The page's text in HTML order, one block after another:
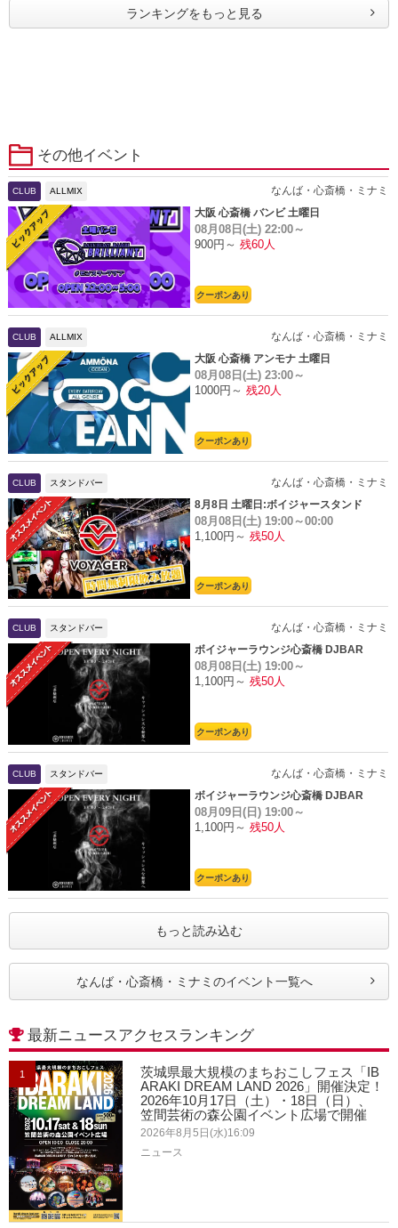
ランキングをもっと見る
その他イベント
CLUB ALLMIX
なんば・心斎橋・ミナミ
大阪 心斎橋 バンビ 土曜日
08月08日(土) 22:00～
900円～ 残60人
クーポンあり
CLUB ALLMIX
なんば・心斎橋・ミナミ
大阪 心斎橋 アンモナ 土曜日
08月08日(土) 23:00～
1000円～ 残20人
クーポンあり
CLUB スタンドバー
なんば・心斎橋・ミナミ
8月8日 土曜日:ボイジャースタンド
08月08日(土) 19:00～00:00
1,100円～ 残50人
クーポンあり
CLUB スタンドバー
なんば・心斎橋・ミナミ
ボイジャーラウンジ心斎橋 DJBAR
08月08日(土) 19:00～
1,100円～ 残50人
クーポンあり
CLUB スタンドバー
なんば・心斎橋・ミナミ
ボイジャーラウンジ心斎橋 DJBAR
08月09日(日) 19:00～
1,100円～ 残50人
クーポンあり
もっと読み込む
なんば・心斎橋・ミナミのイベント一覧へ
最新ニュースアクセスランキング
1
茨城県最大規模のまちおこしフェス「IB
ARAKI DREAM LAND 2026」開催決定！
2026年10月17日（土）・18日（日）、
笠間芸術の森公園イベント広場で開催
2026年8月5日(水)16:09
ニュース